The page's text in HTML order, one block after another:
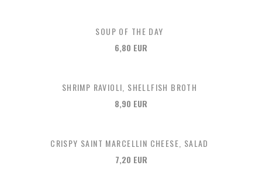
SOUP OF THE DAY
6,80 EUR
SHRIMP RAVIOLI, SHELLFISH BROTH
8,90 EUR
CRISPY SAINT MARCELLIN CHEESE, SALAD
7,20 EUR